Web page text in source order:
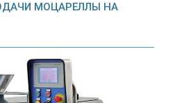
МОЦАРЕЛЛЫ НА